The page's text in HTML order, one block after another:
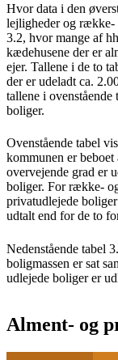
Hvor data i den
lejligheder og række-
3.2, hvor mange af
kædehusene der er
ejer. Tallene i de to
der er udeladt ca.
tallene i
boliger.
Ovenstående tabel
kommunen er
overvejende grad er
boliger. For række-
privatudlejede
udtalt end for de to
Nedenstående tabel
boligmassen er sat
udlejede boliger er
Alment- og